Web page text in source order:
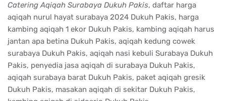
Catering Aqiqah Surabaya Dukuh Pakis, daftar harga
aqiqah nurul hayat surabaya 2024 Dukuh Pakis, harga
kambing aqiqah 1 ekor Dukuh Pakis, kambing aqiqah harus
jantan apa betina Dukuh Pakis, aqiqah kedung cowek
surabaya Dukuh Pakis, aqiqah nasi kebuli Surabaya Dukuh
Pakis, penyedia jasa aqiqah di surabaya Dukuh Pakis,
aqiqah surabaya barat Dukuh Pakis, paket aqiqah gresik
Dukuh Pakis, masakan aqiqah di sekitar Dukuh Pakis,